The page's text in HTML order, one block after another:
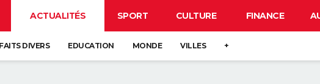
ACTUALITÉS SPORT CULTURE FINANCE
FAITS DIVERS EDUCATION MONDE VILLES +